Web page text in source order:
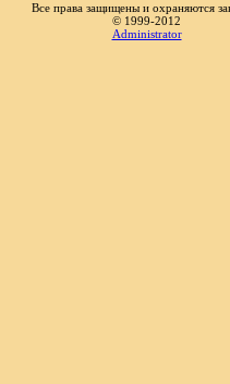
Все права защищены и охраняются
© 1999-2012
Administrator